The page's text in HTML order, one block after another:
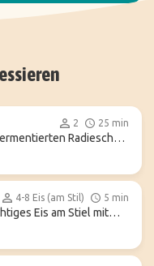
2 25 min
Radieschen
4-8 Eis (am Stil) 5 min
Eis am Stiel mit